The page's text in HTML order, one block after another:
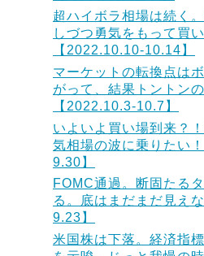
超ハイボラ相場は続く
しづつ勇気をもって買
【2022.10.10-10.14】
マーケットの転換点は
がって、結果トントンの
【2022.10.3-10.7】
いよいよ買い場到来？
気相場の波に乗りたい
9.30】
FOMC通過。断固たる
る。底はまだまだ見え
9.23】
米国株は下落。経済指